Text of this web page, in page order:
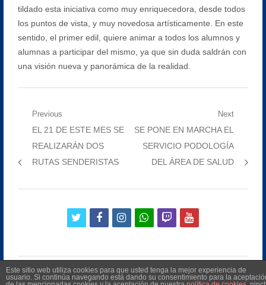
tildado esta iniciativa como muy enriquecedora, desde todos
los puntos de vista, y muy novedosa artísticamente. En este
sentido, el primer edil, quiere animar a todos los alumnos y
alumnas a participar del mismo, ya que sin duda saldrán con
una visión nueva y panorámica de la realidad.
Navegación
entradas
Previous
Previous
post:
EL 21 DE ESTE MES SE
REALIZARÁN DOS
RUTAS SENDERISTAS
Next
Next
post:
SE PONE EN MARCHA EL
SERVICIO PODOLOGÍA
DEL ÁREA DE SALUD
twitterfacebookinstagramwhatsapp
twitchyoutube
Este sitio web utiliza cookies para que usted tenga la mejor experiencia de
usuario. Si continúa navegando está dando su consentimiento para la